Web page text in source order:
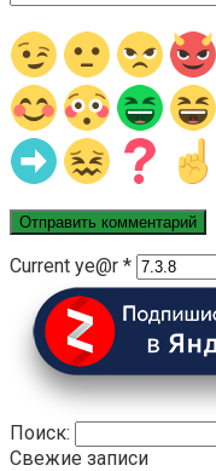
Current ye@r *
Поиск:
Свежие записи